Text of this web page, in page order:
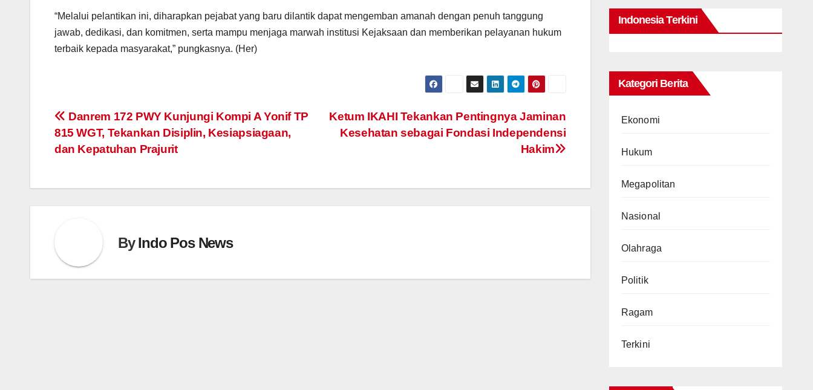
“Melalui pelantikan ini, diharapkan pejabat yang baru dilantik dapat mengemban amanah dengan penuh tanggung
jawab, dedikasi, dan komitmen, serta mampu menjaga marwah institusi Kejaksaan dan memberikan pelayanan hukum
terbaik kepada masyarakat,” pungkasnya. (Her)
Post
navigation
Ketum IKAHI Tekankan Pentingnya Jaminan
Kesehatan sebagai Fondasi Independensi
Hakim
Danrem 172 PWY Kunjungi Kompi A Yonif TP
815 WGT, Tekankan Disiplin, Kesiapsiagaan,
dan Kepatuhan Prajurit
ByIndo Pos News
Indonesia Terkini
Kategori Berita
Ekonomi
Hukum
Megapolitan
Nasional
Olahraga
Politik
Ragam
Terkini